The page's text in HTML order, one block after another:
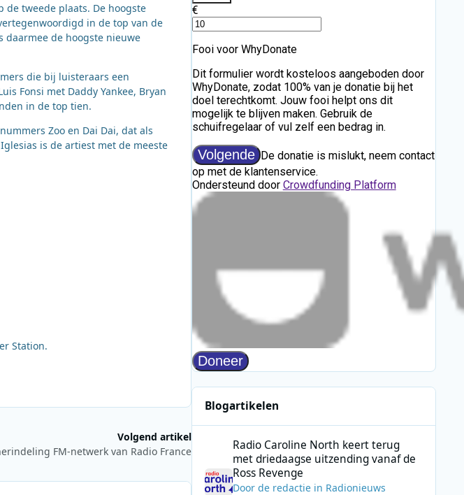
de tweede plaats. De hoogste
in de top van de
daarmee de hoogste nieuwe
die bij luisteraars een
Fonsi met Daddy Yankee, Bryan
in de top tien.
Zoo en Dai Dai, dat als
is de artiest met de meeste
Station.
Volgend artikel
FM-netwerk van Radio France
Blogartikelen
Radio Caroline North keert terug met driedaagse
Radio Caroline North keert terug
met driedaagse uitzending vanaf de
Ross Revenge
Door de redactiein Radionieuws